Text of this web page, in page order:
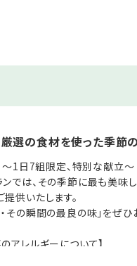
が、館内ご滞在中、お一人
以上のコースに限ります
ウォーター）
選の食材を使った季節
1日7組限定、特別な献立～
ンでは、その季節に最も美
供いたします。
・その瞬間の最良の味」をぜひ
アレルギーについて】